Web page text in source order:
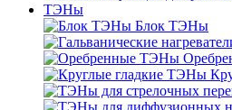
ТЭНы
Блок ТЭНы